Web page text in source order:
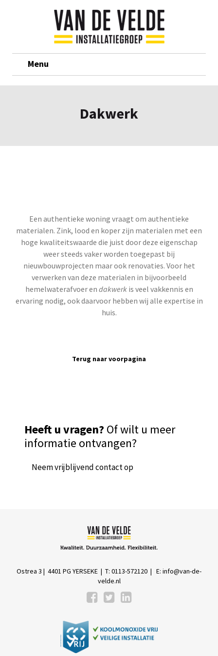
Menu
Dakwerk
Een authentieke woning vraagt om authentieke
materialen. Zink, lood en koper zijn materialen met een
hoge kwaliteitswaarde die juist door deze eigenschap
weer steeds vaker worden toegepast bij
nieuwbouwprojecten maar ook renovaties. Voor het
verwerken van deze materialen in bijvoorbeeld
hemelwaterafvoer en dakwerkis veel vakkennis en
ervaring nodig, ook daarvoor hebben wij alle expertise in
huis.
Terug naar voorpagina
Heeft u vragen? Of wilt u meer
informatie ontvangen?
Neem vrijblijvend contact op
Ostrea 3 | 4401 PG YERSEKE | T: 0113-572120 | E: info@van-de-
velde.nl